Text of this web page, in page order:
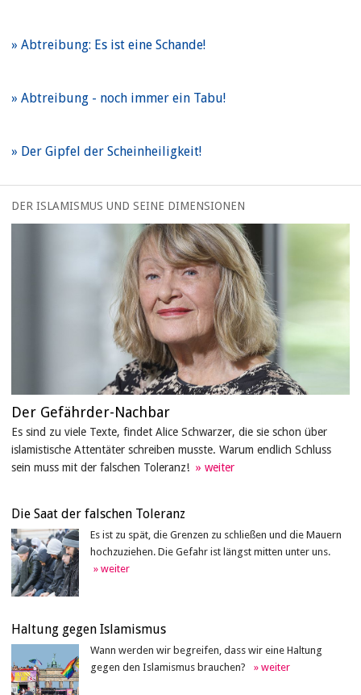
Abtreibung: Es ist eine Schande!
Abtreibung - noch immer ein Tabu!
Der Gipfel der Scheinheiligkeit!
DER ISLAMISMUS UND SEINE DIMENSIONEN
Der Gefährder-Nachbar
Es sind zu viele Texte, findet Alice Schwarzer, die sie schon über
islamistische Attentäter schreiben musste. Warum endlich Schluss
sein muss mit der falschen Toleranz!
Die Saat der falschen Toleranz
Es ist zu spät, die Grenzen zu schließen und die Mauern
hochzuziehen. Die Gefahr ist längst mitten unter uns.
Haltung gegen Islamismus
Wann werden wir begreifen, dass wir eine Haltung
gegen den Islamismus brauchen?